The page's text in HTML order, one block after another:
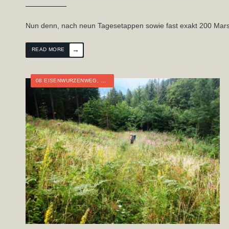
Nun denn, nach neun Tagesetappen sowie fast exakt 200
READ MORE →
08 EISENWURZENWEG NIEDERÖSTERREICH,